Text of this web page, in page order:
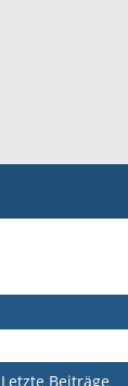
Letzte Beiträge